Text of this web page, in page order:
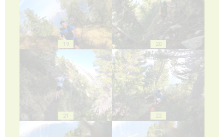
19 20
21 22